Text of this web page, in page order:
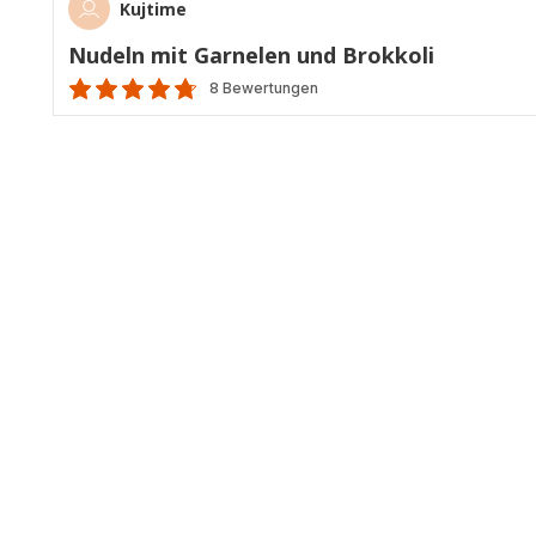
Kujtime
Nudeln mit Garnelen und Brokkoli
ratings.4.7
8 Bewertungen